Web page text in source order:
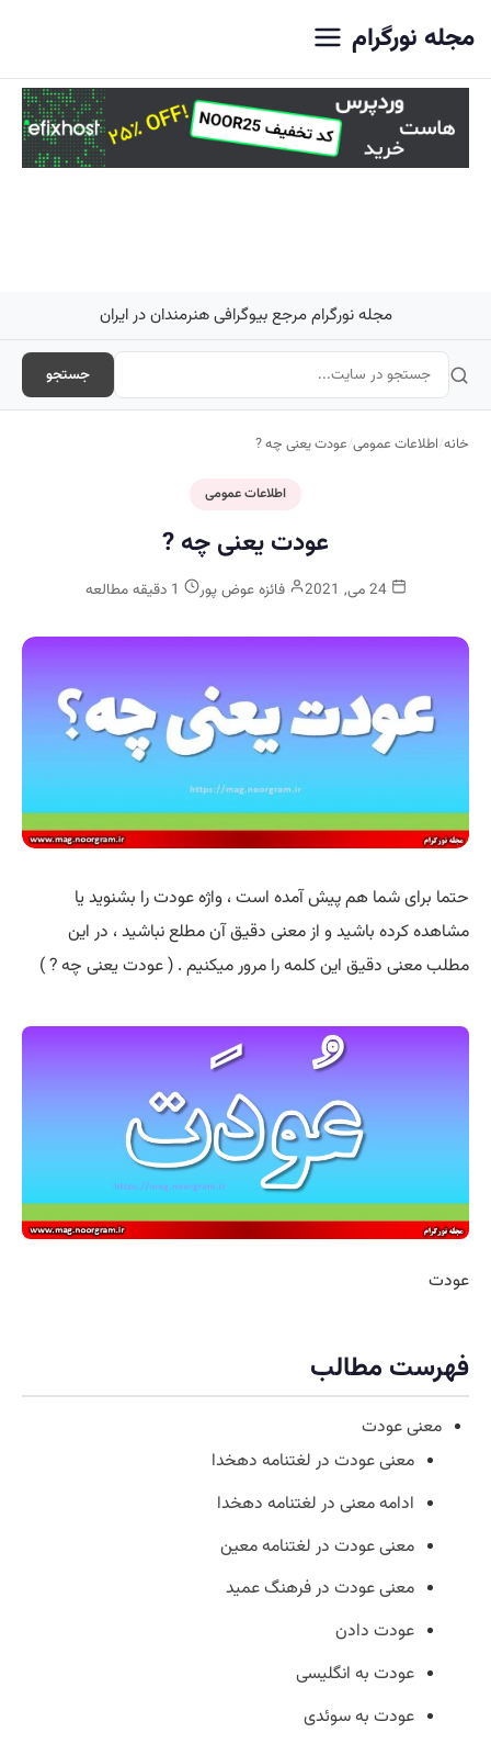
مجله نورگرام
مجله نورگرام مرجع بیوگرافی هنرمندان در ایران
جستجو
خانه/اطلاعات عمومی/عودت یعنی چه ?
اطلاعات عمومی
عودت یعنی چه ?
24 می, 2021 فائزه عوض پور
حتما برای شما هم پیش آمده است ، واژه عودت را بشنوید یا
مشاهده کرده باشید و از معنی دقیق آن مطلع نباشید ، در این
مطلب معنی دقیق این کلمه را مرور میکنیم . ( عودت یعنی چه ? )
عودت
فهرست مطالب
معنی عودت
معنی عودت در لغتنامه دهخدا
ادامه معنی در لغتنامه دهخدا
معنی عودت در لغتنامه معین
معنی عودت در فرهنگ عمید
عودت دادن
عودت به انگلیسی
عودت به سوئدی